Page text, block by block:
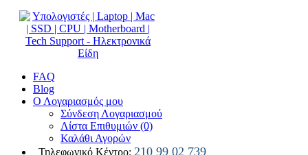
FAQ
Blog
Ο Λογαριασμός μου
Σύνδεση Λογαριασμού
Λίστα Επιθυμιών (0)
Καλάθι Αγορών
Τηλεφωνικό Κέντρο: 210 99 02 739